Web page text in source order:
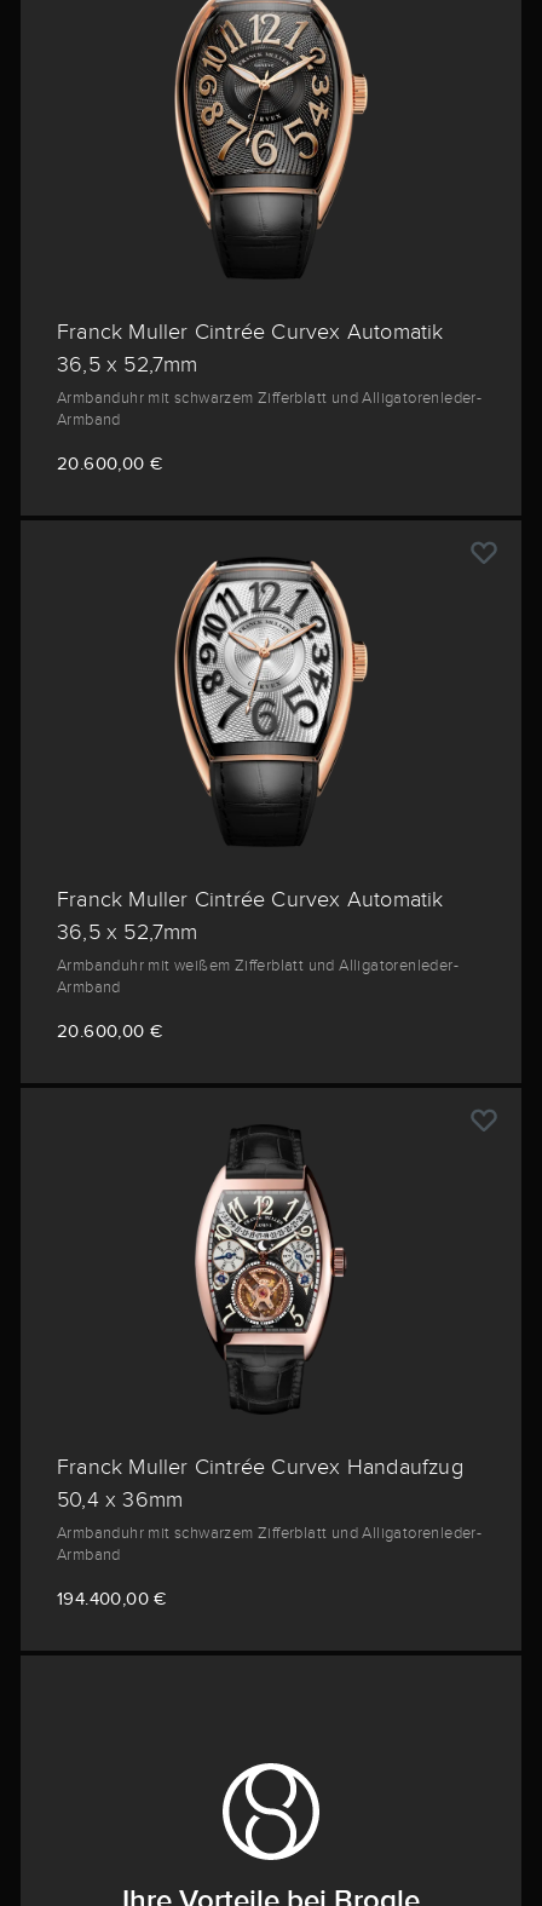
Franck Muller Cintrée Curvex Automatik
36,5 x 52,7mm
Armbanduhr mit schwarzem Zifferblatt und Alligatorenleder-
Armband
20.600,00 €
Franck Muller Cintrée Curvex Automatik
36,5 x 52,7mm
Armbanduhr mit weißem Zifferblatt und Alligatorenleder-
Armband
20.600,00 €
Franck Muller Cintrée Curvex Handaufzug
50,4 x 36mm
Armbanduhr mit schwarzem Zifferblatt und Alligatorenleder-
Armband
194.400,00 €